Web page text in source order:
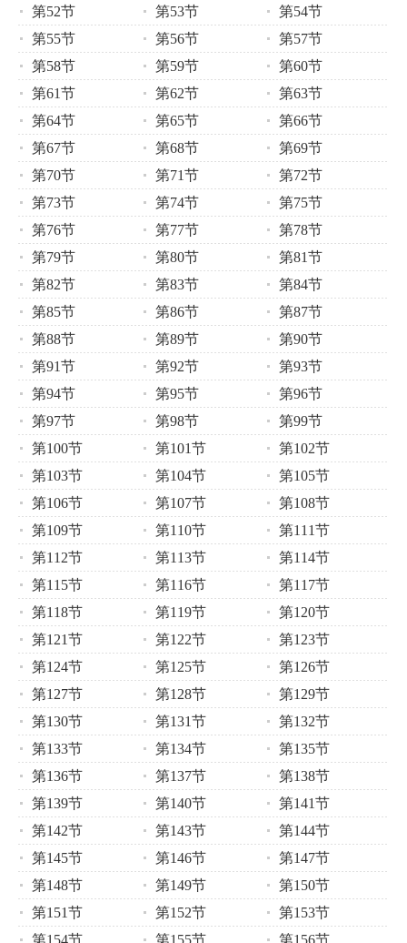
第52节
第53节
第54节
第55节
第56节
第57节
第58节
第59节
第60节
第61节
第62节
第63节
第64节
第65节
第66节
第67节
第68节
第69节
第70节
第71节
第72节
第73节
第74节
第75节
第76节
第77节
第78节
第79节
第80节
第81节
第82节
第83节
第84节
第85节
第86节
第87节
第88节
第89节
第90节
第91节
第92节
第93节
第94节
第95节
第96节
第97节
第98节
第99节
第100节
第101节
第102节
第103节
第104节
第105节
第106节
第107节
第108节
第109节
第110节
第111节
第112节
第113节
第114节
第115节
第116节
第117节
第118节
第119节
第120节
第121节
第122节
第123节
第124节
第125节
第126节
第127节
第128节
第129节
第130节
第131节
第132节
第133节
第134节
第135节
第136节
第137节
第138节
第139节
第140节
第141节
第142节
第143节
第144节
第145节
第146节
第147节
第148节
第149节
第150节
第151节
第152节
第153节
第154节
第155节 第156节